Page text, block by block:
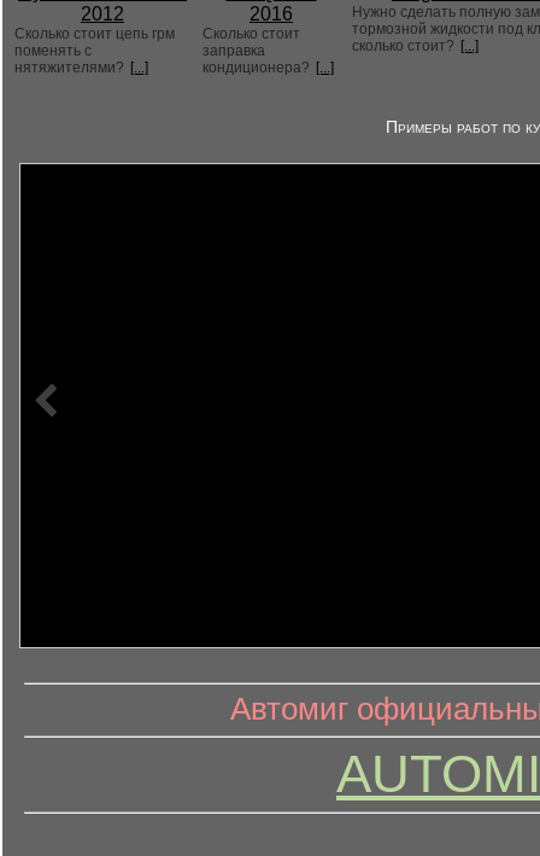
2012
Сколько стоит цепь грм
поменять с
нятяжителями? [...]
2016
Сколько стоит
заправка
кондиционера? [...]
Нужно сделать полную
тормозной жидкости под
сколько стоит? [...]
Примеры работ по
информационный контент
Автомиг